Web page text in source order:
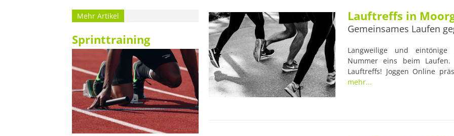
Mehr Artikel
Sprinttraining
Lauftreffs in
Gemeinsames Laufen
Langweilige und eintönige
Nummer eins beim
Lauftreffs! Joggen Online
Dienstag Walk. Viele
mehr...